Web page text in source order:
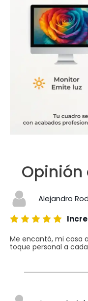
Opinión
Alejandro
Me encantó, mi casa
toque personal a